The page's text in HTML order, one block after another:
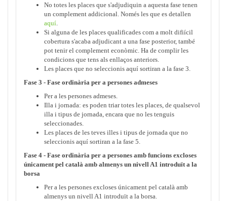
No totes les places que s'adjudiquin a aquesta fase tenen
un complement addicional. Només les que es detallen
aquí.
Si alguna de les places qualificades com a molt difiícil
cobertura s'acaba adjudicant a una fase posterior, també
pot tenir el complement econòmic. Ha de complir les
condicions que tens als enllaços anteriors.
Les places que no seleccionis aquí sortiran a la fase 3.
Fase 3 - Fase ordinària per a persones admeses
Per a les persones admeses.
Illa i jornada: es poden triar totes les places, de qualsevol
illa i tipus de jornada, encara que no les tenguis
seleccionades.
Les places de les teves illes i tipus de jornada que no
seleccionis aquí sortiran a la fase 5.
Fase 4 - Fase ordinària per a persones amb funcions excloses
únicament pel català amb almenys un nivell A1 introduït a la
borsa
Per a les persones excloses únicament pel català amb
almenys un nivell A1 introduït a la borsa.